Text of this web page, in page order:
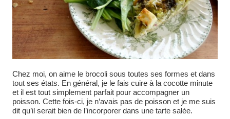
Chez moi, on aime le brocoli sous toutes ses formes et dans
tout ses états. En général, je le fais cuire à la cocotte minute
et il est tout simplement parfait pour accompagner un
poisson. Cette fois-ci, je n’avais pas de poisson et je me suis
dit qu’il serait bien de l’incorporer dans une tarte salée.